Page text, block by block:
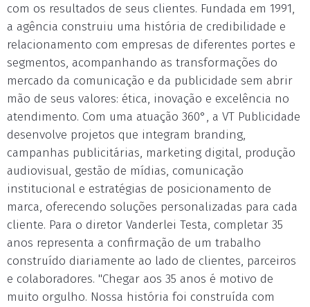
com os resultados de seus clientes. Fundada em 1991,
a agência construiu uma história de credibilidade e
relacionamento com empresas de diferentes portes e
segmentos, acompanhando as transformações do
mercado da comunicação e da publicidade sem abrir
mão de seus valores: ética, inovação e excelência no
atendimento. Com uma atuação 360°, a VT Publicidade
desenvolve projetos que integram branding,
campanhas publicitárias, marketing digital, produção
audiovisual, gestão de mídias, comunicação
institucional e estratégias de posicionamento de
marca, oferecendo soluções personalizadas para cada
cliente. Para o diretor Vanderlei Testa, completar 35
anos representa a confirmação de um trabalho
construído diariamente ao lado de clientes, parceiros
e colaboradores. "Chegar aos 35 anos é motivo de
muito orgulho. Nossa história foi construída com